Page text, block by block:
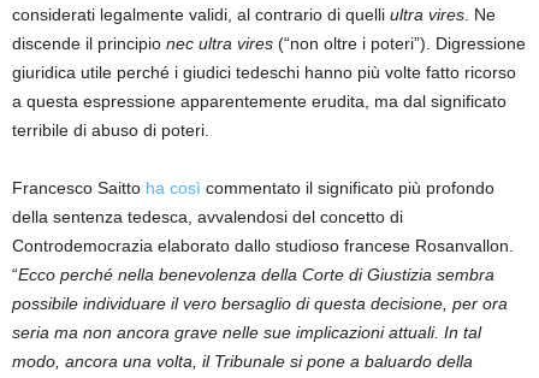
considerati legalmente validi, al contrario di quelli ultra vires . Ne
discende il principio nec ultra vires (“non oltre i poteri”). Digressione
giuridica utile perché i giudici tedeschi hanno più volte fatto ricorso
a questa espressione apparentemente erudita, ma dal significato
terribile di abuso di poteri.
Francesco Saitto ha così commentato il significato più profondo
della sentenza tedesca, avvalendosi del concetto di
Controdemocrazia elaborato dallo studioso francese Rosanvallon.
“Ecco perché nella benevolenza della Corte di Giustizia sembra
possibile individuare il vero bersaglio di questa decisione, per ora
seria ma non ancora grave nelle sue implicazioni attuali. In tal
modo, ancora una volta, il Tribunale si pone a baluardo della